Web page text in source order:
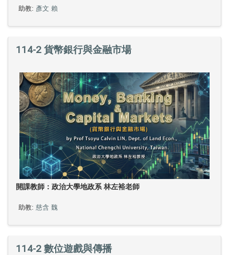
助教: 彥文 賴
114-2 貨幣銀行與金融市場
開課教師： 政治大學地政系 林左裕老師
助教: 慈含 魏
114-2 數位遊戲與傳播